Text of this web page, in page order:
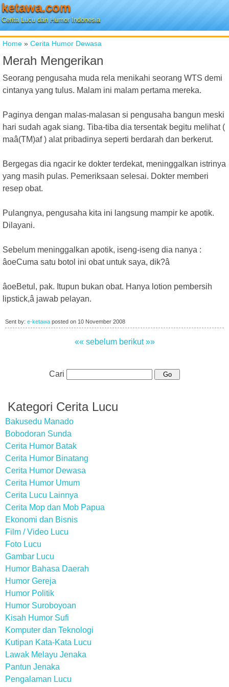
ketawa.com
Cerita Lucu dan Humor Indonesia
Home » Cerita Humor Dewasa
Merah Mengerikan
Seorang pengusaha muda rela menikahi seorang WTS demi
cintanya yang tulus. Malam ini malam pertama mereka.
Paginya dengan malas-malasan si pengusaha bangun meski
hari sudah agak siang. Tiba-tiba dia tersentak begitu melihat (
maâ(TM)af ) alat pribadinya seperti berdarah dan berkerut.
Bergegas dia ngacir ke dokter terdekat, meninggalkan istrinya
yang masih pulas. Pemeriksaan selesai. Dokter memberi
resep obat.
Pulangnya, pengusaha kita ini langsung mampir ke apotik.
Dilayani.
Sebelum meninggalkan apotik, iseng-iseng dia nanya :
âoeCuma satu botol ini obat untuk saya, dik?â
âoeBetul, pak. Itupun bukan obat. Hanya lotion pembersih
lipstick,â jawab pelayan.
Sent by: e-ketawa posted on 10 November 2008
«« sebelum berikut »»
Cari
Kategori Cerita Lucu
Bakusedu Manado
Bobodoran Sunda
Cerita Humor Batak
Cerita Humor Binatang
Cerita Humor Dewasa
Cerita Humor Umum
Cerita Lucu Lainnya
Cerita Mop dan Mob Papua
Ekonomi dan Bisnis
Film / Video Lucu
Foto Lucu
Gambar Lucu
Humor Bahasa Daerah
Humor Gereja
Humor Politik
Humor Suroboyoan
Kisah Humor Sufi
Komputer dan Teknologi
Kutipan Kata-Kata Lucu
Lawak Melayu Jenaka
Pantun Jenaka
Pengalaman Lucu